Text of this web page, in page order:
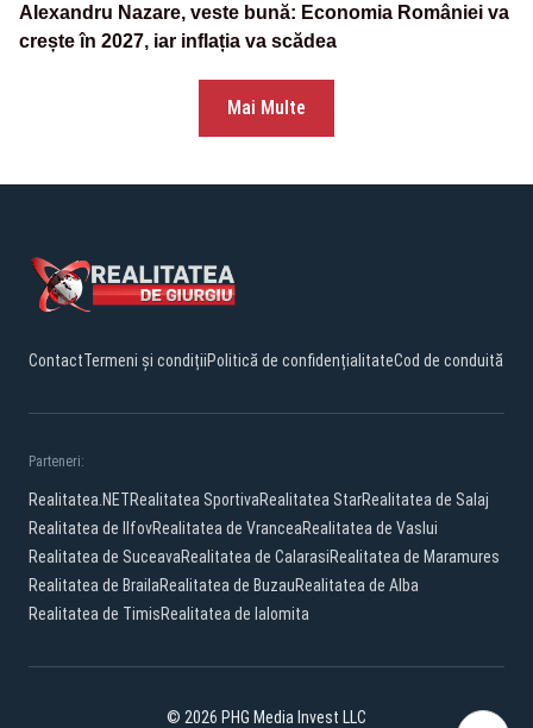
Alexandru Nazare, veste bună: Economia României va
crește în 2027, iar inflația va scădea
Mai Multe
ContactTermeni și condițiiPolitică de confidențialitateCod de conduită
Parteneri:
Realitatea.NETRealitatea SportivaRealitatea StarRealitatea de Salaj
Realitatea de IlfovRealitatea de VranceaRealitatea de Vaslui
Realitatea de SuceavaRealitatea de CalarasiRealitatea de Maramures
Realitatea de BrailaRealitatea de BuzauRealitatea de Alba
Realitatea de TimisRealitatea de Ialomita
© 2026 PHG Media Invest LLC